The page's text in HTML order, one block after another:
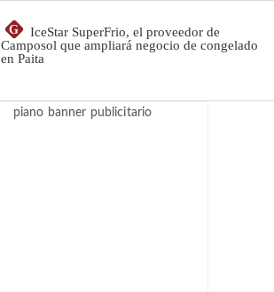
G
IceStar SuperFrio, el proveedor de
Camposol que ampliará negocio de congelado
en Paita